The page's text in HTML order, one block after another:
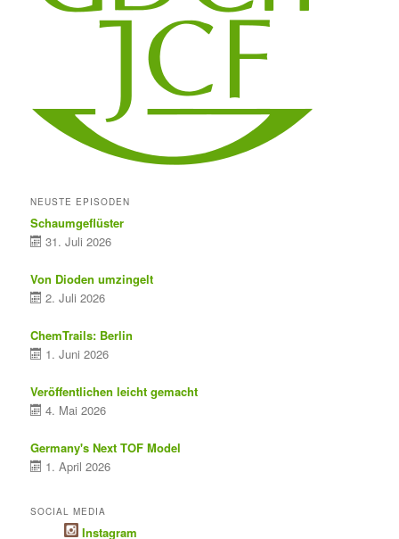
NEUSTE EPISODEN
Schaumgeflüster
31. Juli 2026
Von Dioden umzingelt
2. Juli 2026
ChemTrails: Berlin
1. Juni 2026
Veröffentlichen leicht gemacht
4. Mai 2026
Germany's Next TOF Model
1. April 2026
SOCIAL MEDIA
Instagram